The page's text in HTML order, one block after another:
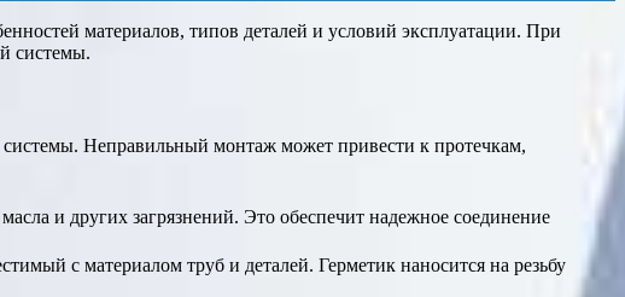
материалов, типов деталей и условий эксплуатации. При
системы.
системы. Неправильный монтаж может привести к протечкам,
и других загрязнений. Это обеспечит надежное соединение
с материалом труб и деталей. Герметик наносится на резьбу